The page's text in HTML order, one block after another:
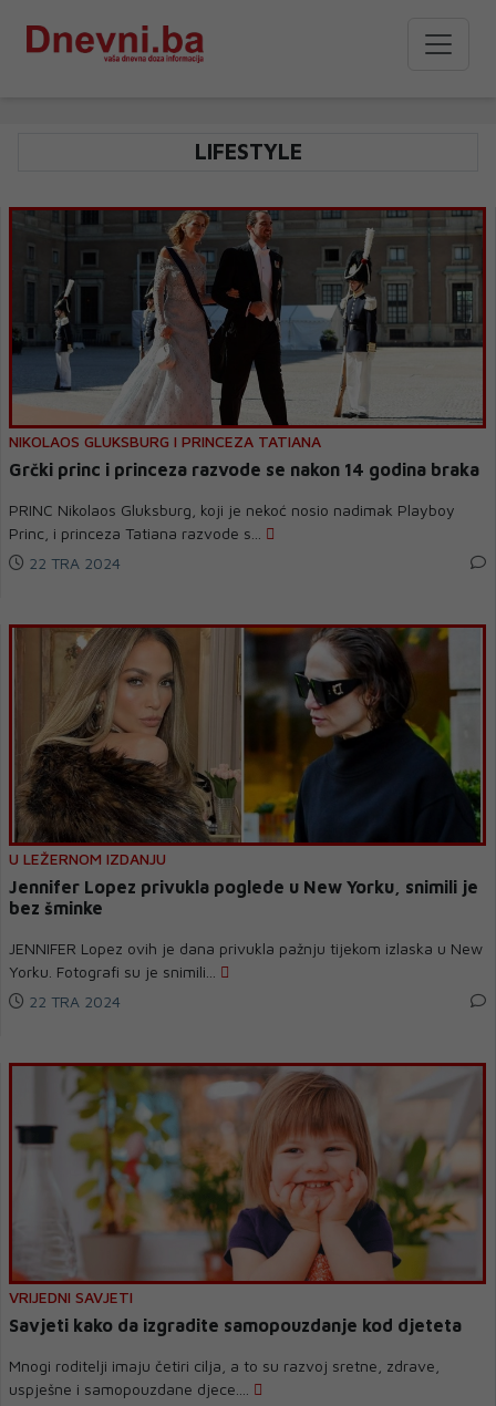
LIFESTYLE
NIKOLAOS GLUKSBURG I PRINCEZA TATIANA
Grčki princ i princeza razvode se nakon 14 godina braka
PRINC Nikolaos Gluksburg, koji je nekoć nosio nadimak Playboy
Princ, i princeza Tatiana razvode s...
22 TRA 2024
U LEŽERNOM IZDANJU
Jennifer Lopez privukla poglede u New Yorku, snimili je
bez šminke
JENNIFER Lopez ovih je dana privukla pažnju tijekom izlaska u New
Yorku. Fotografi su je snimili...
22 TRA 2024
VRIJEDNI SAVJETI
Savjeti kako da izgradite samopouzdanje kod djeteta
Mnogi roditelji imaju četiri cilja, a to su razvoj sretne, zdrave,
uspješne i samopouzdane djece....